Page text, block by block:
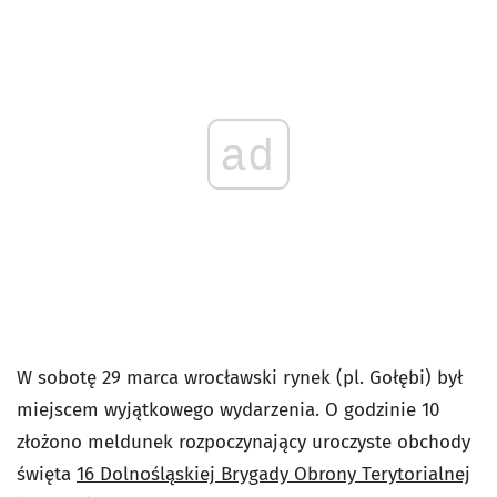
ad
W sobotę 29 marca wrocławski rynek (pl. Gołębi) był
miejscem wyjątkowego wydarzenia. O godzinie 10
złożono meldunek rozpoczynający uroczyste obchody
święta 16 Dolnośląskiej Brygady Obrony Terytorialnej